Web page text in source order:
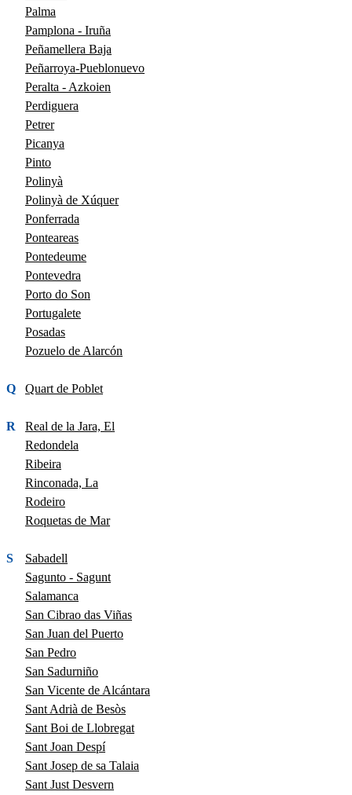
Palma
Pamplona - Iruña
Peñamellera Baja
Peñarroya-Pueblonuevo
Peralta - Azkoien
Perdiguera
Petrer
Picanya
Pinto
Polinyà
Polinyà de Xúquer
Ponferrada
Ponteareas
Pontedeume
Pontevedra
Porto do Son
Portugalete
Posadas
Pozuelo de Alarcón
Q Quart de Poblet
R
Real de la Jara, El
Redondela
Ribeira
Rinconada, La
Rodeiro
Roquetas de Mar
S
Sabadell
Sagunto - Sagunt
Salamanca
San Cibrao das Viñas
San Juan del Puerto
San Pedro
San Sadurniño
San Vicente de Alcántara
Sant Adrià de Besòs
Sant Boi de Llobregat
Sant Joan Despí
Sant Josep de sa Talaia
Sant Just Desvern